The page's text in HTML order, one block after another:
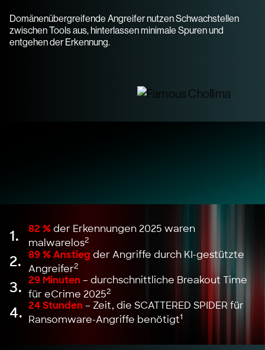
Domänenübergreifende Angreifer nutzen Schwachstellen
zwischen Tools aus, hinterlassen minimale Spuren und
entgehen der Erkennung.
1. 82 %der Erkennungen 2025 waren
malwarelos2
2. 89 % Anstieg der Angriffe durch KI-gestützte
Angreifer2
3. 29 Minuten – durchschnittliche Breakout Time
für eCrime 20252
4. 24 Stunden – Zeit, die SCATTERED SPIDER für
Ransomware-Angriffe benötigt1